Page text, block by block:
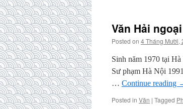
Văn Hải
Posted on 4 Tháng Mười,
Sinh năm 1970 tại
Sư phạm Hà Nội
… Continue reading
Posted in Văn | Tagged